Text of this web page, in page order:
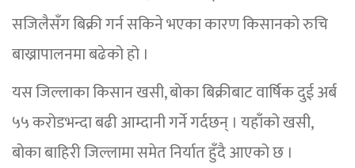
सजिलैसँग बिक्री गर्न सकिने भएका कारण किसानको रुचि
बाख्रापालनमा बढेको हो ।
यस जिल्लाका किसान खसी, बोका बिक्रीबाट वार्षिक दुई अर्ब
५५ करोडभन्दा बढी आम्दानी गर्ने गर्दछन् । यहाँको खसी,
बोका बाहिरी जिल्लामा समेत निर्यात हुँदै आएको छ ।